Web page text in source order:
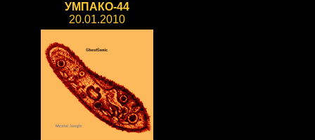
УМПАКО-44
20.01.2010